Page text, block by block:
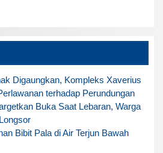
Digaungkan, Kompleks Xaverius
terhadap Perundungan
Buka Saat Lebaran, Warga
Bibit Pala di Air Terjun Bawah